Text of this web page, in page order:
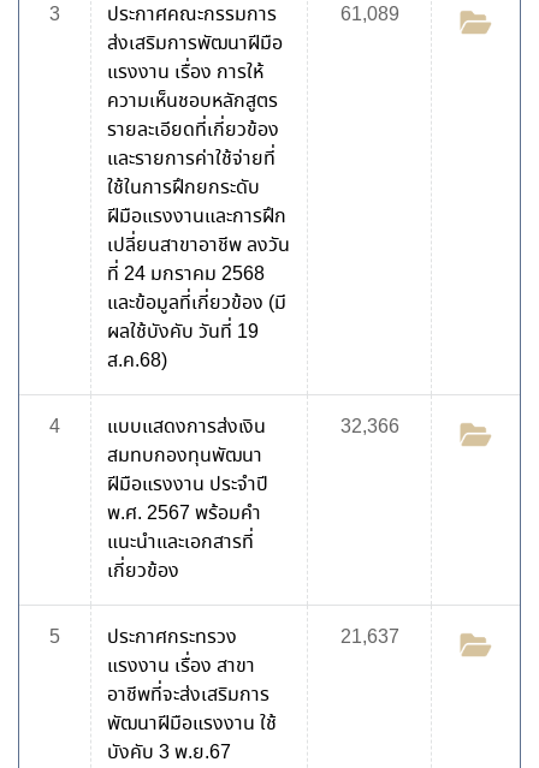
3
ประกาศคณะกรรมการ
ส่งเสริมการพัฒนาฝีมือ
แรงงาน เรื่อง การให้
ความเห็นชอบหลักสูตร
รายละเอียดที่เกี่ยวข้อง
และรายการค่าใช้จ่ายที่
ใช้ในการฝึกยกระดับ
ฝีมือแรงงานและการฝึก
เปลี่ยนสาขาอาชีพ ลงวัน
ที่ 24 มกราคม 2568
และข้อมูลที่เกี่ยวข้อง (มี
ผลใช้บังคับ วันที่ 19
ส.ค.68)
61,089
4
แบบแสดงการส่งเงิน
สมทบกองทุนพัฒนา
ฝีมือแรงงาน ประจำปี
พ.ศ. 2567 พร้อมคำ
แนะนำและเอกสารที่
เกี่ยวข้อง
32,366
5
ประกาศกระทรวง
แรงงาน เรื่อง สาขา
อาชีพที่จะส่งเสริมการ
พัฒนาฝีมือแรงงาน ใช้
บังคับ 3 พ.ย.67
21,637